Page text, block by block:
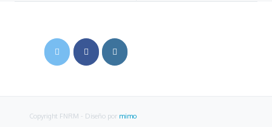
Copyright FNRM - Diseño por mimo